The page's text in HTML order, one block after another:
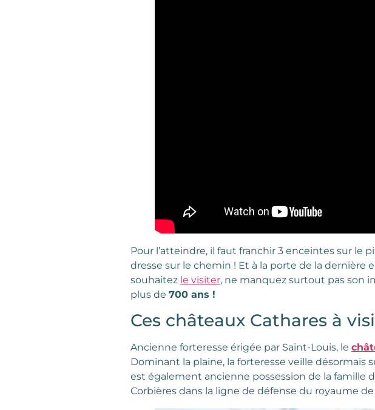
Pour l’atteindre, il faut franchir 3 enceintes sur le
dresse sur le chemin ! Et à la porte de la dernière
souhaitez le visiter, ne manquez surtout pas son
plus de 700 ans !
Ces châteaux Cathares à
Ancienne forteresse érigée par Saint-Louis, le
Dominant la plaine, la forteresse veille désormais
est également ancienne possession de la famille
Corbières dans la ligne de défense du royaume de